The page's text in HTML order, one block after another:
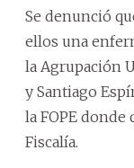
Se denunció
ellos una
la Agrupación
y Santiago
la FOPE
Fiscalía.